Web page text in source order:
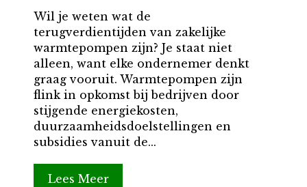
Wil je weten wat de
terugverdientijden van zakelijke
warmtepompen zijn? Je staat niet
alleen, want elke ondernemer denkt
graag vooruit. Warmtepompen zijn
flink in opkomst bij bedrijven door
stijgende energiekosten,
duurzaamheidsdoelstellingen en
subsidies vanuit de...
Lees Meer